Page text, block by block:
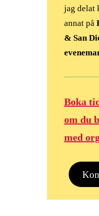
jag delat
annat på
& San
Boka
om du
med